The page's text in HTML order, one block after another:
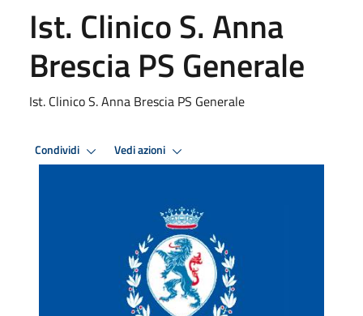
Ist. Clinico S. Anna
Brescia PS Generale
Ist. Clinico S. Anna Brescia PS Generale
Condividi Vedi azioni